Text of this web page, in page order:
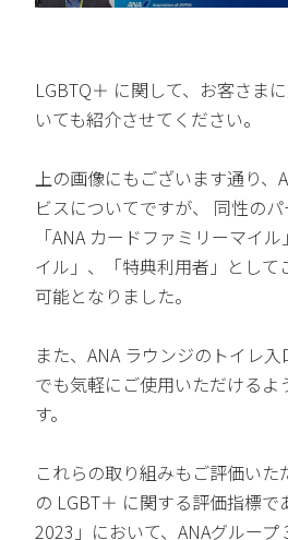
LGBTQ＋ に関して、お客さま
いても紹介させてください。
上の画像にもございます通り、
ビスについてですが、 同性の
「ANA カードファミリーマイ
イル」、「特典利用者」とし
可能となりました。
また、ANA ラウンジのトイレ
でも気軽にご使用いただけるよ
す。
これらの取り組みもご評価いた
の LGBT＋ に関する評価指標で
2023」において、ANAグルー